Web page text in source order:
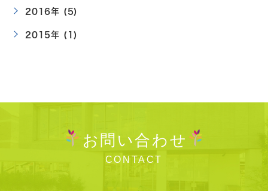
2016年 (5)
2015年 (1)
お問い合わせ
CONTACT